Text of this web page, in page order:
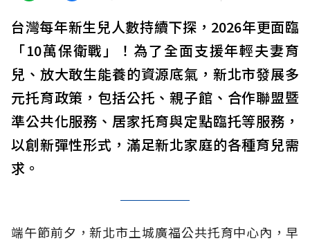
台灣每年新生兒人數持續下探，2026年更面臨
「10萬保衛戰」！為了全面支援年輕夫妻育
兒、放大敢生能養的資源底氣，新北市發展多
元托育政策，包括公托、親子館、合作聯盟暨
準公共化服務、居家托育與定點臨托等服務，
以創新彈性形式，滿足新北家庭的各種育兒需
求。
端午節前夕，新北市土城廣福公共托育中心內，早